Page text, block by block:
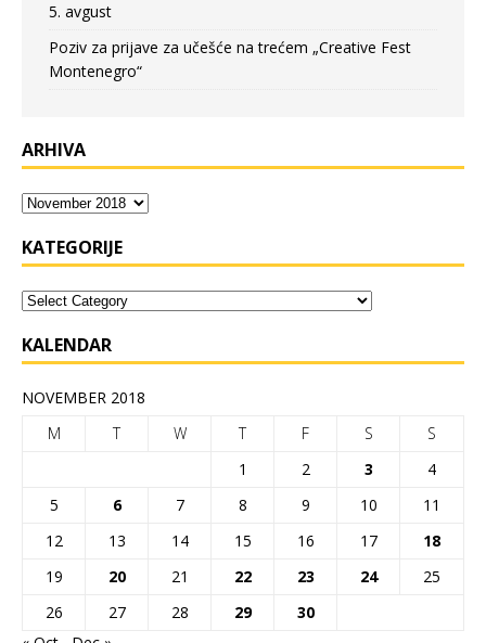
5. avgust
Poziv za prijave za učešće na trećem „Creative Fest
Montenegro“
ARHIVA
KATEGORIJE
KALENDAR
NOVEMBER 2018
M
T W T F S
S
1
2 3
4
5
6 7 8 9 10
11
12
13 14 15 16 17
18
19
20 21 22 23 24
25
26
27 28 29
30